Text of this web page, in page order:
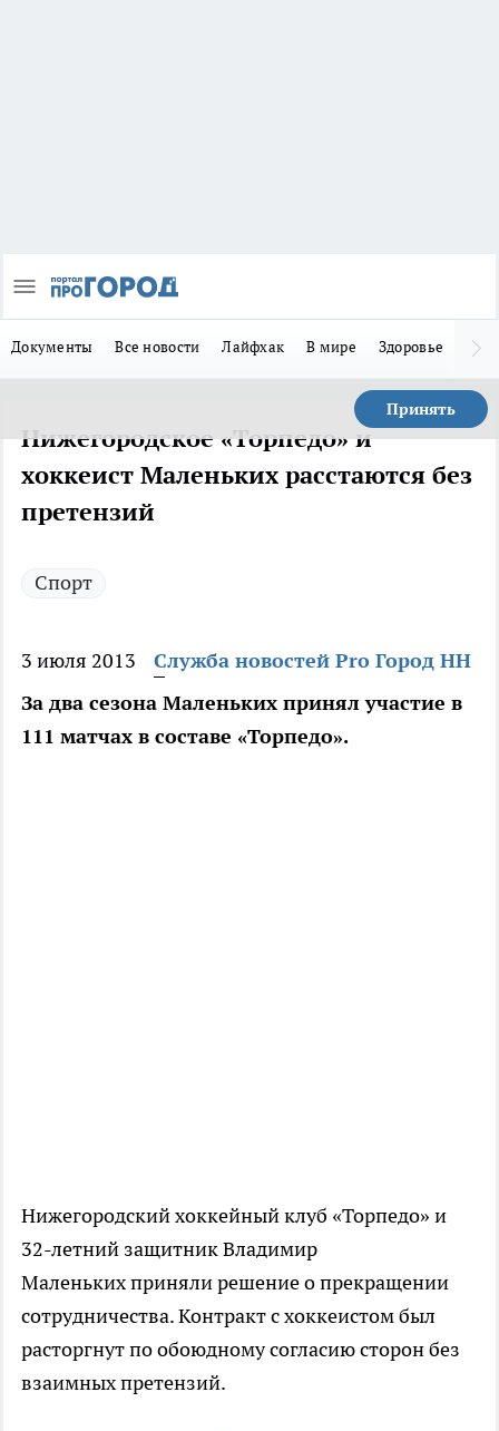
Документы Все новости Лайфхак В мире Здоровье
Принять
Нижегородское «Торпедо» и
хоккеист Маленьких расстаются без
претензий
Спорт
3 июля 2013
Служба новостей Pro Город НН
За два сезона Маленьких принял участие в
111 матчах в составе «Торпедо».
Нижегородский хоккейный клуб «Торпедо» и
32-летний защитник Владимир
Маленьких приняли решение о прекращении
сотрудничества. Контракт с хоккеистом был
расторгнут по обоюдному согласию сторон без
взаимных претензий.